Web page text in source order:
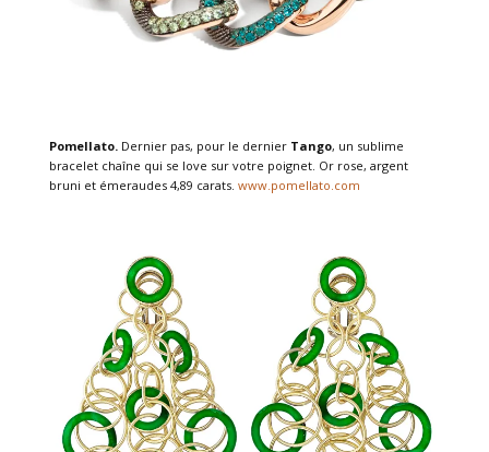
Pomellato.Dernier pas, pour le dernier Tango, un sublime
bracelet chaîne qui se love sur votre poignet. Or rose, argent
bruni et émeraudes 4,89 carats. www.pomellato.com